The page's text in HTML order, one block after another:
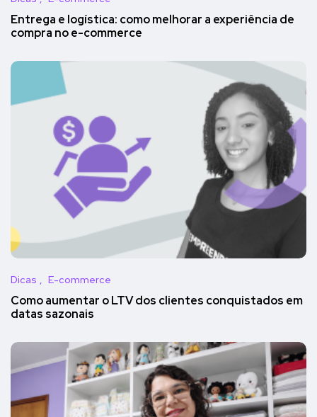
Entrega e logística: como melhorar a experiência de
compra no e-commerce
Dicas E-commerce
Como aumentar o LTV dos clientes conquistados em
datas sazonais